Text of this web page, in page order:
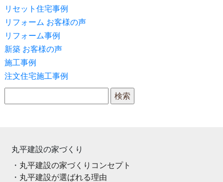
リセット住宅事例
リフォーム お客様の声
リフォーム事例
新築 お客様の声
施工事例
注文住宅施工事例
丸平建設の家づくり
丸平建設の家づくりコンセプト
丸平建設が選ばれる理由